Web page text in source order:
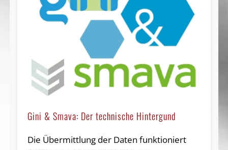
Gini & Smava: Der technische Hintergund
Die Übermittlung der Daten funktioniert